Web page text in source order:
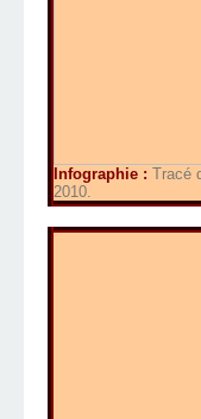
Infographie : Tracé
2010.